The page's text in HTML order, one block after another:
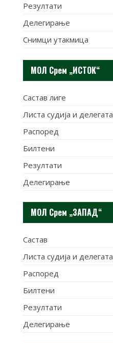
Резултати
Делегирање
Снимци утакмица
МОЛ Срем „ИСТОК“
Састав лиге
Листа судија и делегата
Распоред
Билтени
Резултати
Делегирање
МОЛ Срем „ЗАПАД“
Састав
Листа судија и делегата
Распоред
Билтени
Резултати
Делегирање